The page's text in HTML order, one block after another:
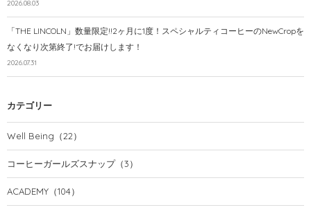
2026.08.03
「THE LINCOLN」数量限定!!2ヶ月に1度！スペシャルティコーヒーのNewCropを
なくなり次第終了!でお届けします！
2026.07.31
カテゴリー
Well Being （22）
コーヒーガールズスナップ（3）
ACADEMY （104）